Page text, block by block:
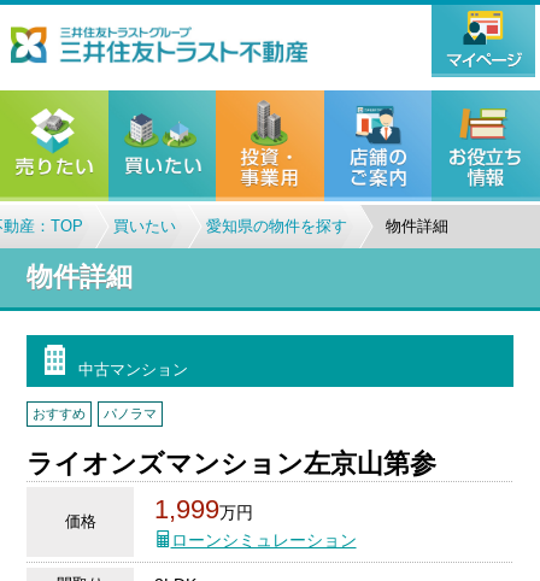
産：TOP 買いたい 愛知県の物件を探す 物件詳細
物件詳細
中古マンション
おすすめ パノラマ
ライオンズマンション左京山第参
価格 1,999万円
ローンシミュレーション